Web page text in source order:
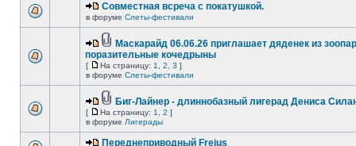
Совместная всреча с покатушкой.
в форуме Слеты-фестивали
Маскарайд 06.06.26 приглашает дяденек из
поразительные кочедрыны
[ На страницу: 1 2 3 ]
в форуме Слеты-фестивали
Биг-Лайнер - длиннобазный лигерад Дениса
[ На страницу: 1 2 ]
в форуме Лигерады
Переднеприводный Frejus